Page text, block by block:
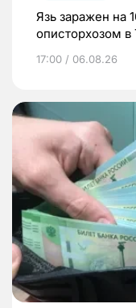
Язь заражен на
описторхозом в
17:00 / 06.08.26